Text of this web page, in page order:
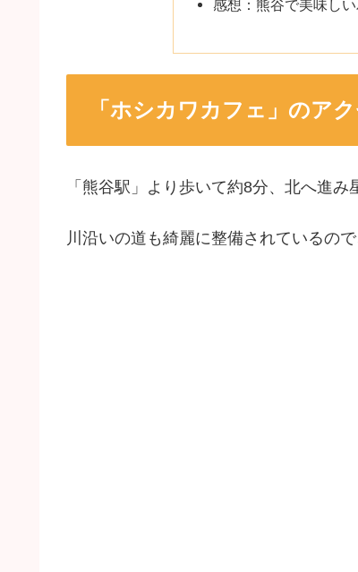
感想：熊谷で美味し
「ホシカワカフェ」のア
「熊谷駅」より歩いて約8分、北へ進
川沿いの道も綺麗に整備されているの